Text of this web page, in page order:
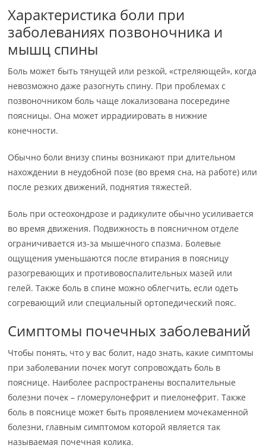
Характеристика боли при
заболеваниях позвоночника и
мышц спины
Боль может быть тянущей или резкой, «стреляющей», когда
невозможно даже разогнуть спину. При проблемах с
позвоночником боль чаще локализована посередине
поясницы. Она может иррадиировать в нижние
конечности.
Обычно боли внизу спины возникают при длительном
нахождении в неудобной позе (во время сна, на работе) или
после резких движений, поднятия тяжестей.
Боль при остеохондрозе и радикулите обычно усиливается
во время движения. Подвижность в поясничном отделе
ограничивается из-за мышечного спазма. Болевые
ощущения уменьшаются после втирания в поясницу
разогревающих и противовоспалительных мазей или
гелей. Также боль в спине можно облегчить, если одеть
согревающий или специальный ортопедический пояс.
Симптомы почечных заболеваний
Чтобы понять, что у вас болит, надо знать, какие симптомы
при заболевании почек могут сопровождать боль в
пояснице. Наиболее распространены воспалительные
болезни почек – гломерулонефрит и пиелонефрит. Также
боль в пояснице может быть проявлением мочекаменной
болезни, главным симптомом которой является так
называемая почечная колика.